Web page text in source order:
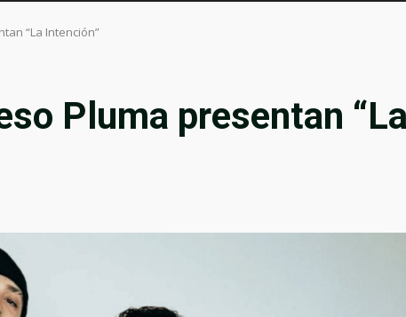
“La Intención”
Pluma presentan “La